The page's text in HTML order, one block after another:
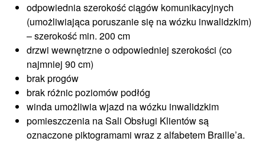
odpowiednia szerokość ciągów komunikacyjnych
(umożliwiająca poruszanie się na wózku inwalidzkim)
– szerokość min. 200 cm
drzwi wewnętrzne o odpowiedniej szerokości (co
najmniej 90 cm)
brak progów
brak różnic poziomów podłóg
winda umożliwia wjazd na wózku inwalidzkim
pomieszczenia na Sali Obsługi Klientów są
oznaczone piktogramami wraz z alfabetem Braille’a.